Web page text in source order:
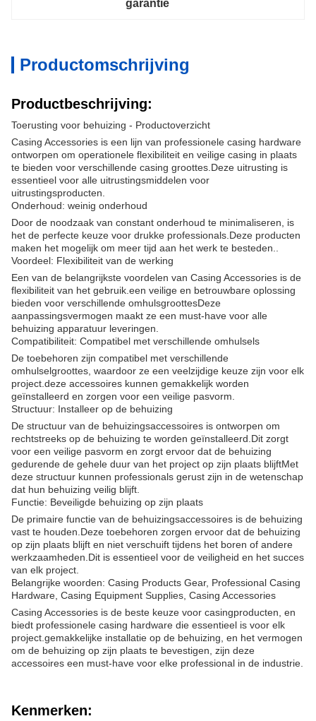
garantie
Productomschrijving
Productbeschrijving:
Toerusting voor behuizing - Productoverzicht
Casing Accessories is een lijn van professionele casing hardware
ontworpen om operationele flexibiliteit en veilige casing in plaats
te bieden voor verschillende casing groottes.Deze uitrusting is
essentieel voor alle uitrustingsmiddelen voor
uitrustingsproducten.
Onderhoud: weinig onderhoud
Door de noodzaak van constant onderhoud te minimaliseren, is
het de perfecte keuze voor drukke professionals.Deze producten
maken het mogelijk om meer tijd aan het werk te besteden..
Voordeel: Flexibiliteit van de werking
Een van de belangrijkste voordelen van Casing Accessories is de
flexibiliteit van het gebruik.een veilige en betrouwbare oplossing
bieden voor verschillende omhulsgroottesDeze
aanpassingsvermogen maakt ze een must-have voor alle
behuizing apparatuur leveringen.
Compatibiliteit: Compatibel met verschillende omhulsels
De toebehoren zijn compatibel met verschillende
omhulselgroottes, waardoor ze een veelzijdige keuze zijn voor elk
project.deze accessoires kunnen gemakkelijk worden
geïnstalleerd en zorgen voor een veilige pasvorm.
Structuur: Installeer op de behuizing
De structuur van de behuizingsaccessoires is ontworpen om
rechtstreeks op de behuizing te worden geïnstalleerd.Dit zorgt
voor een veilige pasvorm en zorgt ervoor dat de behuizing
gedurende de gehele duur van het project op zijn plaats blijftMet
deze structuur kunnen professionals gerust zijn in de wetenschap
dat hun behuizing veilig blijft.
Functie: Beveiligde behuizing op zijn plaats
De primaire functie van de behuizingsaccessoires is de behuizing
vast te houden.Deze toebehoren zorgen ervoor dat de behuizing
op zijn plaats blijft en niet verschuift tijdens het boren of andere
werkzaamheden.Dit is essentieel voor de veiligheid en het succes
van elk project.
Belangrijke woorden: Casing Products Gear, Professional Casing
Hardware, Casing Equipment Supplies, Casing Accessories
Casing Accessories is de beste keuze voor casingproducten, en
biedt professionele casing hardware die essentieel is voor elk
project.gemakkelijke installatie op de behuizing, en het vermogen
om de behuizing op zijn plaats te bevestigen, zijn deze
accessoires een must-have voor elke professional in de industrie.
Kenmerken: